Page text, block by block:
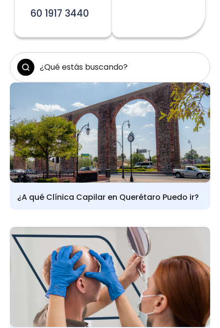
60 1917 3440
¿A qué Clínica Capilar en Querétaro Puedo ir?